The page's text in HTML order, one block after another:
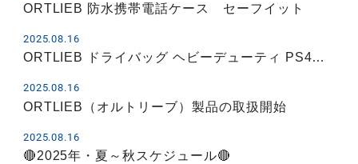
ORTLIEB 防水携帯電話ケース セーフイット
2025.08.16
ORTLIEB ドライバッグ ヘビーデューティ PS4…
2025.08.16
ORTLIEB（オルトリーブ）製品の取扱開始
2025.08.16
🔴2025年・夏～秋スケジュール🔴